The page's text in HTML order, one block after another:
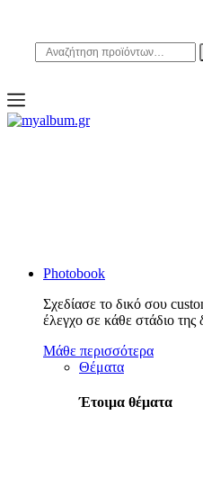
Αναζήτηση
για:
open
Photobook
Σχεδίασε το δικό σου
έλεγχο σε κάθε στάδιο της
Μάθε περισσότερα
Θέματα
Έτοιμα θέματα